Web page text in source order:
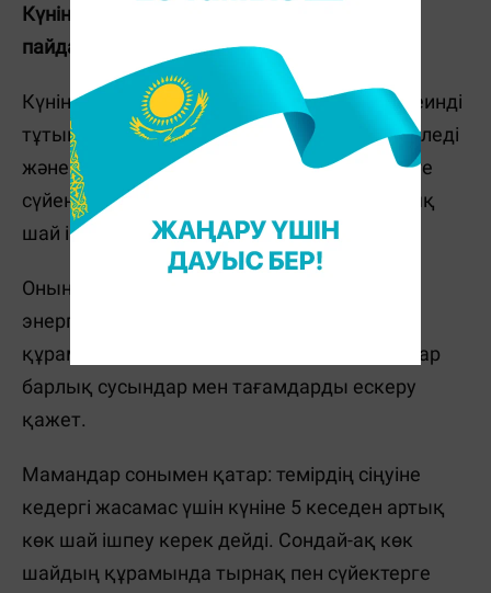
Күніне қанша шай ішкен денсаулыққа
пайдалы?
Күніне 400 миллиграмнан артық емес кофеинді
тұтыну ұсынылады. Бұл нормаға сәйкес келеді
және денсаулыққа пайдалы. Осы мөлшерге
сүйене отырып, сіз күніне бірнеше шыныаяқ
шай ішуге болады.
Оның үстіне шоколадтан бастап
энергетикалық сусындар мен кофе
құрамындағы – күні бойы ішетін кофеині бар
барлық сусындар мен тағамдарды ескеру
қажет.
Мамандар сонымен қатар: темірдің сіңуіне
кедергі жасамас үшін күніне 5 кеседен артық
көк шай ішпеу керек дейді. Сондай-ақ көк
шайдың құрамында тырнақ пен сүйектерге